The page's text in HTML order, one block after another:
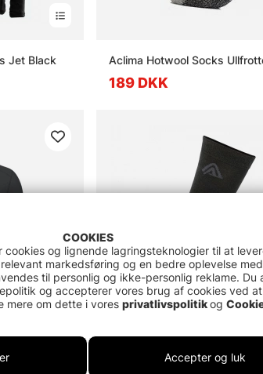
Jet Black Aclima Hotwool Socks
189 DKK
COOKIES
cookies og lignende lagringsteknologier til at
markedsføring og en bedre oplevelse
til personlig og ikke-personlig reklame. Du
og accepterer vores brug af cookies ved
mere om dette i vores privatlivspolitikog
Accepter og luk